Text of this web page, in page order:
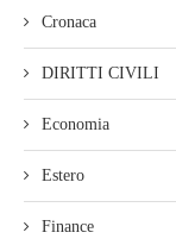
Cronaca
DIRITTI CIVILI
Economia
Estero
Finance